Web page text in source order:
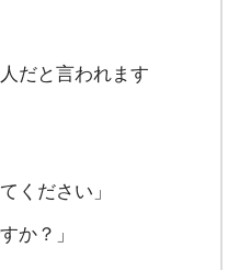
だと言われます
ください」
か？」